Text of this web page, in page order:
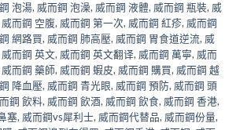
泡湯, 威而鋼 泡澡, 威而鋼 液體, 威而鋼 瓶裝, 威
威而鋼 空腹, 威而鋼 第一次, 威而鋼 紅疹, 威而鋼
網路買, 威而鋼 肺高壓, 威而鋼 胃食道逆流, 威
威而鋼 英文, 威而鋼 英文翻译, 威而鋼 萬寧, 威而
威而鋼 藥師, 威而鋼 蝦皮, 威而鋼 購買, 威而鋼 越
降血壓, 威而鋼 青光眼, 威而鋼 預防, 威而鋼 頭
鋼 飲料, 威而鋼 飲酒, 威而鋼 飲食, 威而鋼 香港,
塞, 威而鋼vs犀利士, 威而鋼代替品, 威而鋼份量,